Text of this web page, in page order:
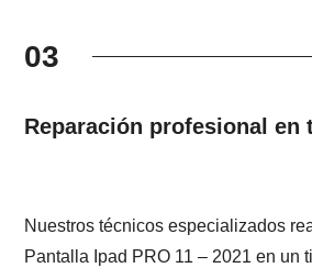
03
Reparación profesional en
Nuestros técnicos especializados
Pantalla Ipad PRO 11 – 2021 en un